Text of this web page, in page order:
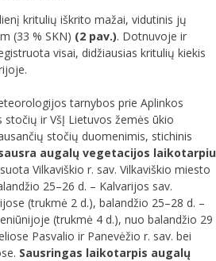
kritulių iškrito mažai, vidutinis jų
(33 % SKN) (2 pav.). Dotnuvoje ir
visai, didžiausias kritulių kiekis
tarnybos prie Aplinkos
ir VšĮ Lietuvos žemės ūkio
stočių duomenimis, stichinis
augalų vegetacijos laikotarpiu
Vilkaviškio r. sav. Vilkaviškio miesto
25–26 d. – Kalvarijos sav.
(trukmė 2 d.), balandžio 25–28 d. –
(trukmė 4 d.), nuo balandžio 29
Pasvalio ir Panevėžio r. sav. bei
Sausringas laikotarpis augalų